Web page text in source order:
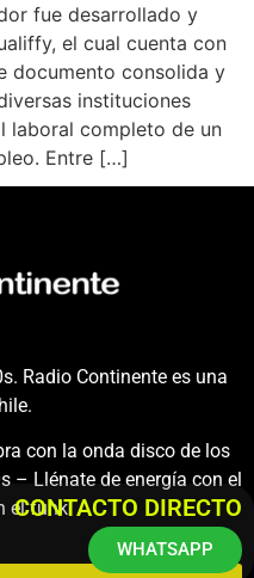
fue desarrollado y
el cual cuenta con
documento consolida y
instituciones
laboral completo de un
Entre […]
Radio Continente es una
con la onda disco de los
– Llénate de energía con el
el funk.
CONTACTO DIRECTO
WHATSAPP